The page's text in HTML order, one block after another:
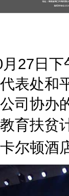
27日下
表处和
司协办
育扶贫
尔顿酒